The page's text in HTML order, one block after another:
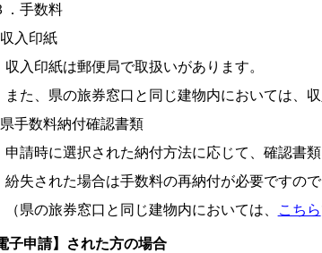
手数料
入印紙
印紙は郵便局で取扱いがあります。
、県の旅券窓口と同じ建物内においては、収
手数料納付確認書類
時に選択された納付方法に応じて、確認書類
された場合は手数料の再納付が必要ですので
の旅券窓口と同じ建物内においては、
こちら
子申請】された方の場合